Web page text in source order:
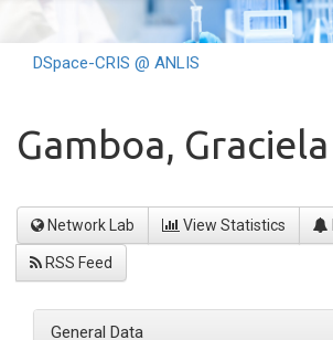
DSpace-CRIS @ ANLIS
Gamboa, Graciela
Network Lab View Statistics
RSS Feed
General Data